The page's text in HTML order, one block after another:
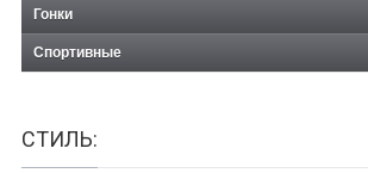
Гонки
Спортивные
СТИЛЬ: